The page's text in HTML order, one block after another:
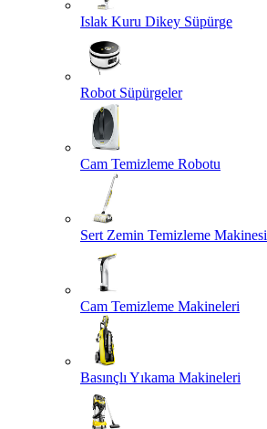
Islak Kuru Dikey Süpürge
Robot Süpürgeler
Cam Temizleme Robotu
Sert Zemin Temizleme Makinesi
Cam Temizleme Makineleri
Basınçlı Yıkama Makineleri